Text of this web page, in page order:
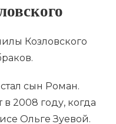
Козловского
сын Роман.
2008 году, когда
Ольге Зуевой.